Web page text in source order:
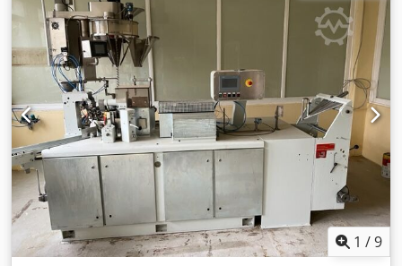
pueden realizarse tanto en el tope delantero como en el
trasero. Crsdpfx Adozbytleqjf El ángulo de corte se lee en
el disco de escala.
1 /9